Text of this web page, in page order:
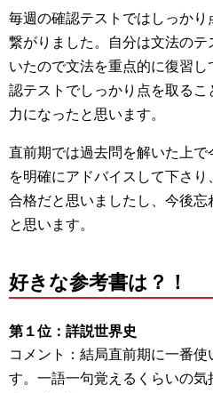
毎週の確認テストではしっか
繋がりました。自分は文法の
いたので文法を重点的に復習
認テストでしっかり点を取る
力になったと思います。
直前期では過去問を解いた上で
を明確にアドバイスして下さ
合格だと思いましたし、今後
と思います。
好きな参考書は？！
第１位：詳説世界史
コメント：結局直前期に一番使
す。一語一句覚えるくらいの